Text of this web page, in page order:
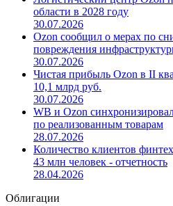
области в 2028 году
30.07.2026
Ozon сообщил о мерах по
повреждения
30.07.2026
Чистая прибыль Ozon в II
10,1 млрд руб.
30.07.2026
WB и Ozon
по реализованным товарам
28.07.2026
Количество клиентов
43 млн человек - отчетность
28.04.2026
Облигации